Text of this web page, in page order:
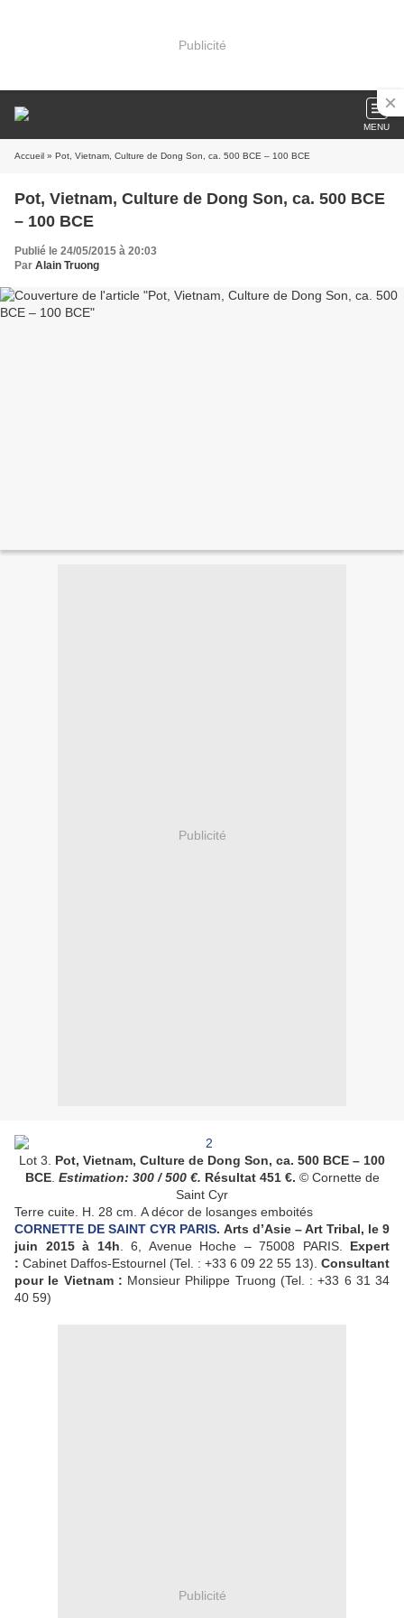
Publicité
MENU
Accueil » Pot, Vietnam, Culture de Dong Son, ca. 500 BCE – 100 BCE
Pot, Vietnam, Culture de Dong Son, ca. 500 BCE
– 100 BCE
Publié le 24/05/2015 à 20:03
Par Alain Truong
Publicité
Lot 3. Pot, Vietnam, Culture de Dong Son, ca. 500 BCE – 100
BCE. Estimation: 300 / 500 €. Résultat 451 €. © Cornette de
Saint Cyr
Terre cuite. H. 28 cm. A décor de losanges emboités
CORNETTE DE SAINT CYR PARIS. Arts d’Asie – Art Tribal, le 9
juin 2015 à 14h . 6, Avenue Hoche – 75008 PARIS. Expert
: Cabinet Daffos-Estournel (Tel. : +33 6 09 22 55 13). Consultant
pour le Vietnam : Monsieur Philippe Truong (Tel. : +33 6 31 34
40 59)
Publicité